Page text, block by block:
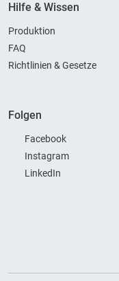
Hilfe & Wissen
Produktion
FAQ
Richtlinien & Gesetze
Folgen
Facebook
Instagram
LinkedIn